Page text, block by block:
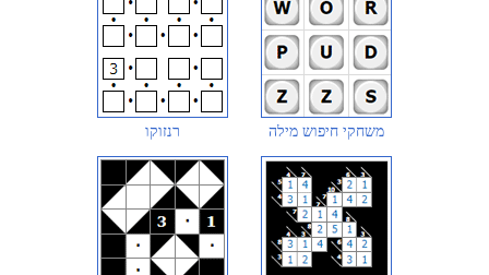
רנזוקו משחקי חיפוש מילה